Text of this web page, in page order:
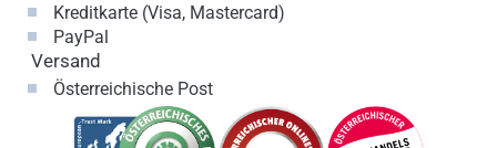
Kreditkarte (Visa, Mastercard)
PayPal
Versand
Österreichische Post